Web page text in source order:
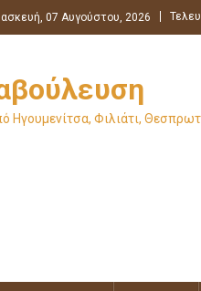
07 Αυγούστου, 2026
Ηγουμενίτσα, Φιλιάτι,